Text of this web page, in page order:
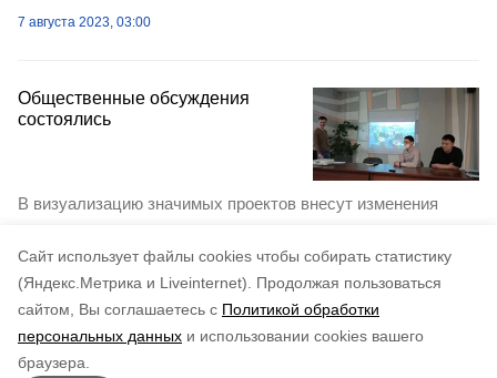
Cайт использует файлы cookies чтобы собирать статистику
(Яндекс.Метрика и Liveinternet).
Продолжая пользоваться
сайтом, Вы соглашаетесь с Политикой обработки
персональных данных и использовании cookies вашего
браузера.
7 августа 2023, 03:00
Общественные обсуждения
состоялись
В визуализацию значимых проектов внесут изменения